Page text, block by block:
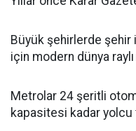
Büyük şehirlerde
için modern dünya
Metrolar 24 şeritli
kapasitesi kadar yolcu